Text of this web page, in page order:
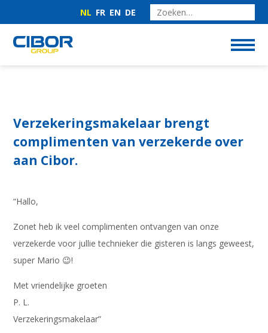
NL FR EN DE
Verzekeringsmakelaar brengt
complimenten van verzekerde over
aan Cibor.
“Hallo,
Zonet heb ik veel complimenten ontvangen van onze
verzekerde voor jullie technieker die gisteren is langs geweest,
super Mario 😉!
Met vriendelijke groeten
P. L.
Verzekeringsmakelaar”